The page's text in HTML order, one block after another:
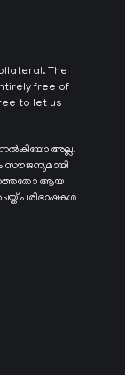
The
free of
to let us
നൽകിയോ അല്ല.
സൗജന്യമായി
ആയ
പരിഭാഷകൾ